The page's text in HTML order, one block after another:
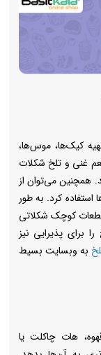
کیک‌ها، موس‌ها،
غنی و تلخ شکلات
همچنین می‌توان از
کرد. به طور
کوچک شکلاتی
برای پذیرایی نیز
به وبسایت بسیط
هات چاکلت یا